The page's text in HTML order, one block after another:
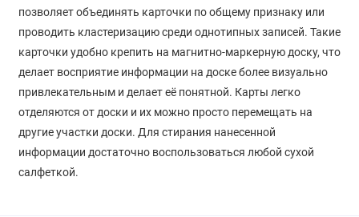
позволяет объединять карточки по общему признаку или
проводить кластеризацию среди однотипных записей. Такие
карточки удобно крепить на магнитно-маркерную доску, что
делает восприятие информации на доске более визуально
привлекательным и делает её понятной. Карты легко
отделяются от доски и их можно просто перемещать на
другие участки доски. Для стирания нанесенной
информации достаточно воспользоваться любой сухой
салфеткой.